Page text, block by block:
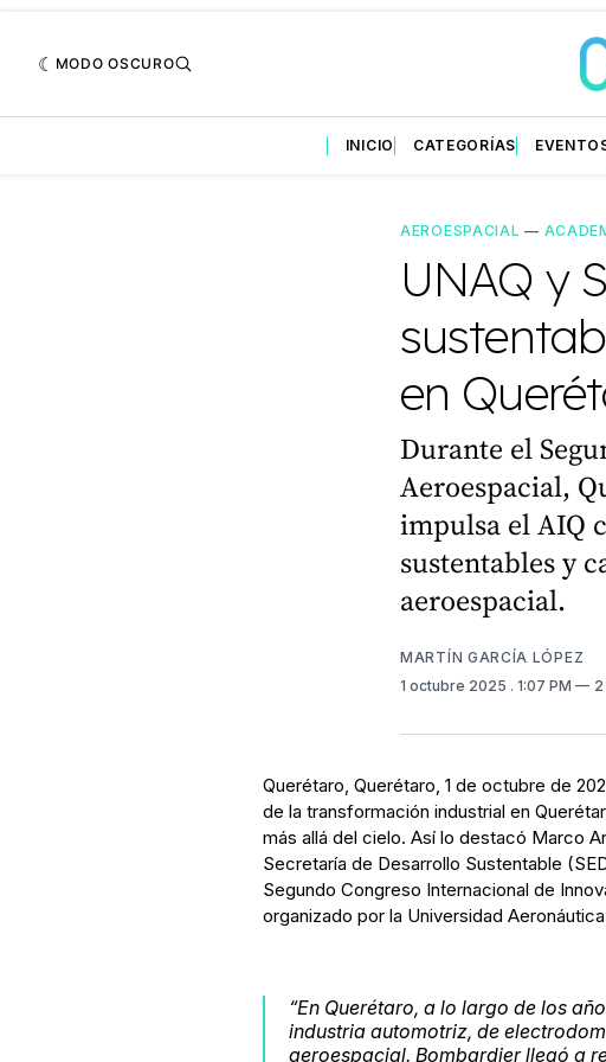
MODO OSCURO
INICIO CATEGORÍAS
AEROESPACIAL —
UNAQ y
en
Durante el
Aeroespacial,
impulsa el AIQ
sustentables y
aeroespacial.
MARTÍN GARCÍA LÓPEZ
1 octubre 2025 . 1:07 PM
Querétaro, Querétaro, 1 de octubre de
de la transformación industrial en
más allá del cielo. Así lo destacó Marco
Secretaría de Desarrollo Sustentable
Segundo Congreso Internacional de
organizado por la Universidad
“En Querétaro, a lo largo de los
industria automotriz, de
aeroespacial. Bombardier llegó a